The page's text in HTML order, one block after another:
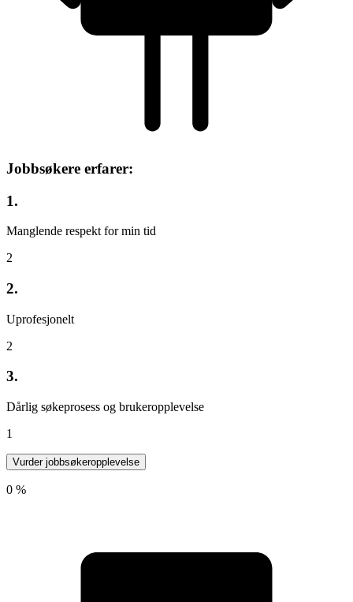
Jobbsøkere erfarer:
1.
Manglende respekt for min tid
2
2.
Uprofesjonelt
2
3.
Dårlig søkeprosess og brukeropplevelse
1
Vurder jobbsøkeropplevelse
0 %